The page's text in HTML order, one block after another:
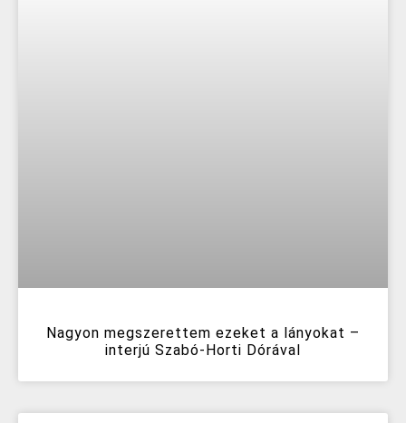
Nagyon megszerettem ezeket a lányokat –
interjú Szabó-Horti Dórával